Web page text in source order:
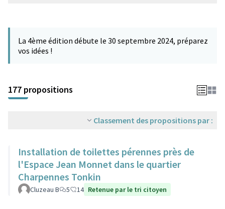
−
La 4ème édition débute le 30 septembre 2024, préparez
vos idées !
177 propositions
Classement des propositions par :
Installation de toilettes pérennes près de
l'Espace Jean Monnet dans le quartier
Charpennes Tonkin
Cluzeau B 5 14 Retenue par le tri citoyen